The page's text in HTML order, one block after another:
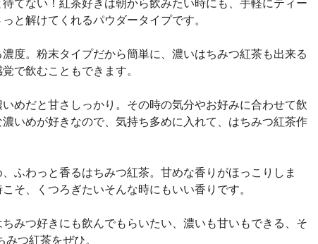
てない！紅茶好きは朝から飲みたい時にも、手軽にティー
と解けてくれるパウダータイプです。
度。粉末タイプだから簡単に、濃いはちみつ紅茶も出来る
で飲むこともできます。
めだと甘さしっかり。その時の気分やお好みに合わせて飲
いめが好きなので、気持ち多めに入れて、はちみつ紅茶作
ふわっと香るはちみつ紅茶。甘めな香りがほっこりしま
そ、くつろぎたいそんな時にもいい香りです。
みつ好きにも飲んでもらいたい、濃いも甘いもできる、そ
つ紅茶をぜひ。